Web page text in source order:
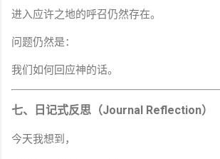
进入应许之地的呼召仍然存在。
问题仍然是：
我们如何回应神的话。
七、日记式反思（Journal Reflection）
今天我想到，